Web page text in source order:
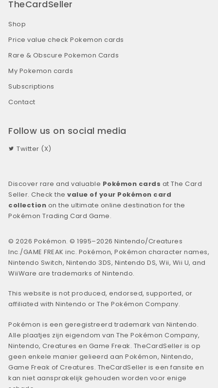
TheCardSeller
Shop
Price value check Pokemon cards
Rare & Obscure Pokemon Cards
My Pokemon cards
Subscriptions
Contact
Follow us on social media
Twitter (X)
Discover rare and valuable Pokémon cards at The Card
Seller. Check thevalue of your Pokémon card
collection on the ultimate online destination for the
Pokémon Trading Card Game.
© 2026 Pokémon. © 1995–2026 Nintendo/Creatures
Inc./GAME FREAK inc. Pokémon, Pokémon character names,
Nintendo Switch, Nintendo 3DS, Nintendo DS, Wii, Wii U, and
WiiWare are trademarks of Nintendo.
This website is not produced, endorsed, supported, or
affiliated with Nintendo or The Pokémon Company.
Pokémon is een geregistreerd trademark van Nintendo.
Alle plaatjes zijn eigendom van The Pokémon Company,
Nintendo, Creatures en Game Freak. TheCardSeller is op
geen enkele manier gelieerd aan Pokémon, Nintendo,
Game Freak of Creatures. TheCardSeller is een fansite en
kan niet aansprakelijk gehouden worden voor enige